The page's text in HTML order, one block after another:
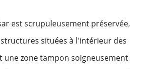
est scrupuleusement préservée,
situées à l'intérieur des
une zone tampon soigneusement